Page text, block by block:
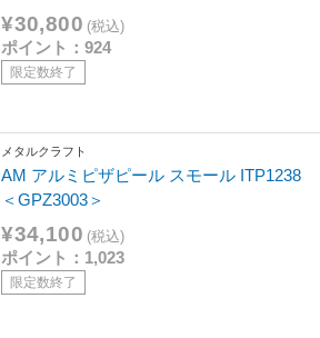
¥30,800 (税込)
ポイント：924
限定数終了
メタルクラフト
AM アルミピザピール スモール ITP1238
＜GPZ3003＞
¥34,100 (税込)
ポイント：1,023
限定数終了